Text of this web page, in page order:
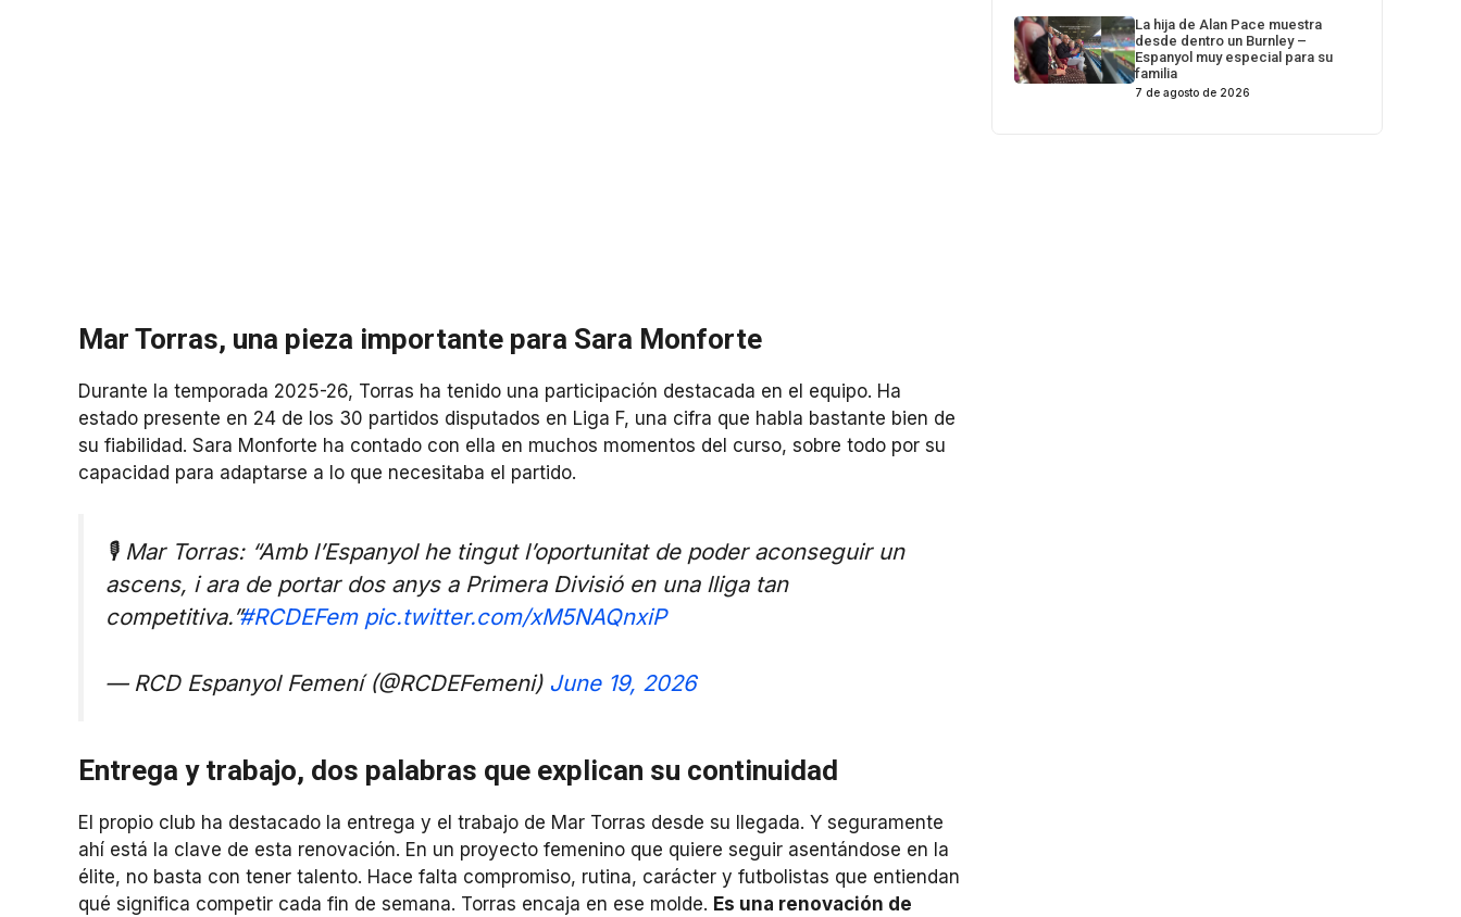
Mar Torras, una pieza importante para Sara Monforte
Durante la temporada 2025-26, Torras ha tenido una participación destacada en el equipo. Ha
estado presente en 24 de los 30 partidos disputados en Liga F, una cifra que habla bastante bien de
su fiabilidad. Sara Monforte ha contado con ella en muchos momentos del curso, sobre todo por su
capacidad para adaptarse a lo que necesitaba el partido.
🎙️ Mar Torras: “Amb l’Espanyol he tingut l’oportunitat de poder aconseguir un
ascens, i ara de portar dos anys a Primera Divisió en una lliga tan
competitiva.”#RCDEFem pic.twitter.com/xM5NAQnxiP
— RCD Espanyol Femení (@RCDEFemeni) June 19, 2026
Entrega y trabajo, dos palabras que explican su continuidad
El propio club ha destacado la entrega y el trabajo de Mar Torras desde su llegada. Y seguramente
ahí está la clave de esta renovación. En un proyecto femenino que quiere seguir asentándose en la
élite, no basta con tener talento. Hace falta compromiso, rutina, carácter y futbolistas que entiendan
qué significa competir cada fin de semana. Torras encaja en ese molde. Es una renovación de
La hija de Alan Pace muestra
desde dentro un Burnley –
Espanyol muy especial para su
familia
7 de agosto de 2026